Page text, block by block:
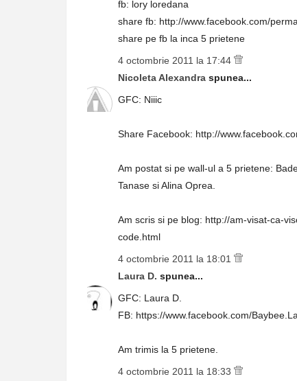
fb: lory loredana
share fb: http://www.facebook.com/
share pe fb la inca 5 prietene
4 octombrie 2011 la 17:44
Nicoleta Alexandra spunea...
GFC: Niiic
Share Facebook: http://
Am postat si pe wall-ul a 5 prietene:
Tanase si Alina Oprea.
Am scris si pe blog: http://am-visat-ca-
code.html
4 octombrie 2011 la 18:01
Laura D. spunea...
GFC: Laura D.
FB: https://www.facebook.com/
Am trimis la 5 prietene.
4 octombrie 2011 la 18:33